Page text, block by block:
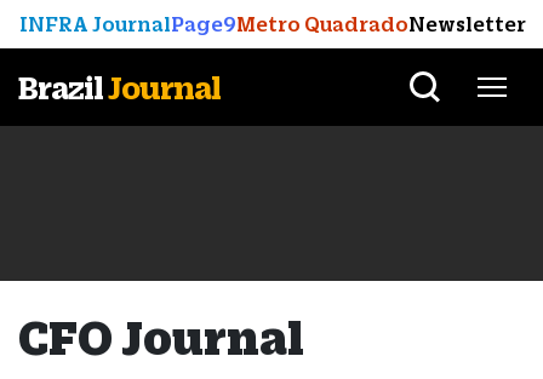
INFRA JournalPage9Metro QuadradoNewsletter
BrazilJournal
CFO Journal